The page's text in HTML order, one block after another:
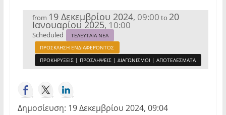
from 19 Δεκεμβρίου 2024, 09:00 to 20
Ιανουαρίου 2025, 10:00
Scheduled
ΤΕΛΕΥΤΑΙΑ ΝΕΑ
ΠΡΟΣΚΛΗΣΗ ΕΝΔΙΑΦΕΡΟΝΤΟΣ
ΠΡΟΚΗΡΥΞΕΙΣ | ΠΡΟΣΛΗΨΕΙΣ | ΔΙΑΓΩΝΙΣΜΟΙ | ΑΠΟΤΕΛΕΣΜΑΤΑ
Δημοσίευση: 19 Δεκεμβρίου 2024, 09:04